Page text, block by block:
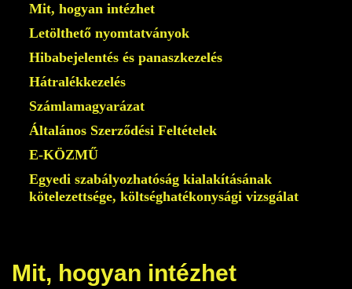
Mit, hogyan intézhet
Letölthető nyomtatványok
Hibabejelentés és panaszkezelés
Hátralékkezelés
Számlamagyarázat
Általános Szerződési Feltételek
E-KÖZMŰ
Egyedi szabályozhatóság kialakításának
kötelezettsége, költséghatékonysági vizsgálat
Mit, hogyan intézhet